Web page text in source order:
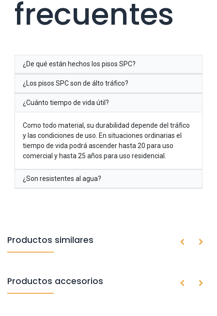
frecuentes
¿De qué están hechos los pisos SPC?
¿Los pisos SPC son de álto tráfico?
¿Cuánto tiempo de vida útil?
Como todo material, su durabilidad depende del tráfico
y las condiciones de uso. En situaciones ordinarias el
tiempo de vida podrá ascender hasta 20 para uso
comercial y hasta 25 años para uso residencial.
¿Son resistentes al agua?
Productos similares
Productos accesorios